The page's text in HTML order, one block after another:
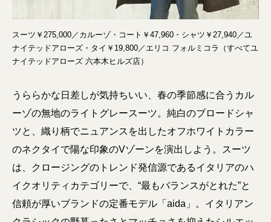
スーツ￥275,000／カルーゾ・コート￥47,960・シャツ￥27,940／ユ
ナイテッドアローズ・タイ￥19,800／エリコ フォルミコラ（すべてユ
ナイテッドアローズ 六本木ヒルズ店）
うららかな日差しが気持ちいい、春の季節感に合うカル
ーゾの無地のライトグレースーツ。純白のブロードシャ
ツと、織り柄でニュアンスを出したオフホワイトカラー
のネクタイで陽な印象のVゾーンを演出しよう。スーツ
は、クロージングのトレンド発信源であるイタリアのハ
イクオリティカテゴリーで、“最もバランスがとれた”と
信頼が厚いブランドの定番モデル「aida」。イタリアン